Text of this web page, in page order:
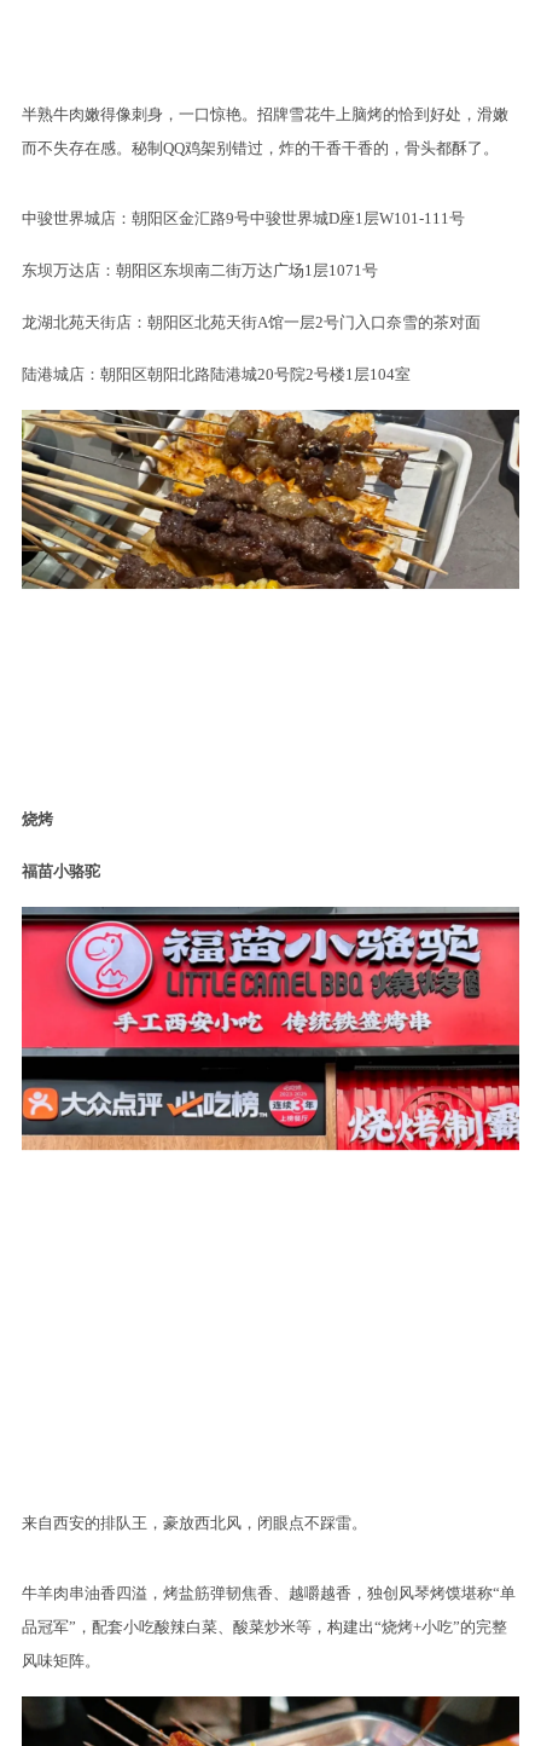
半熟牛肉嫩得像刺身，一口惊艳。招牌雪花牛上脑烤的恰到好处，滑嫩
而不失存在感。秘制QQ鸡架别错过，炸的干香干香的，骨头都酥了。
中骏世界城店：朝阳区金汇路9号中骏世界城D座1层W101-111号
东坝万达店：朝阳区东坝南二街万达广场1层1071号
龙湖北苑天街店：朝阳区北苑天街A馆一层2号门入口奈雪的茶对面
陆港城店：朝阳区朝阳北路陆港城20号院2号楼1层104室
烧烤
福苗小骆驼
来自西安的排队王，豪放西北风，闭眼点不踩雷。
牛羊肉串油香四溢，烤盐筋弹韧焦香、越嚼越香，独创风琴烤馍堪称“单
品冠军”，配套小吃酸辣白菜、酸菜炒米等，构建出“烧烤+小吃”的完整
风味矩阵。